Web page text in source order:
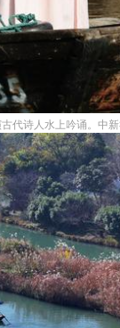
代诗人水上吟诵。中